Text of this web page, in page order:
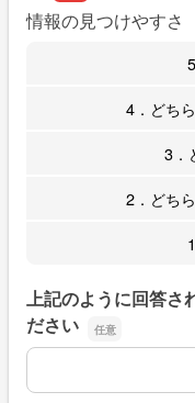
情報の見つけやすさ
4．どち
3．
2．どち
上記のように回答さ
ださい
上記のように回答さ